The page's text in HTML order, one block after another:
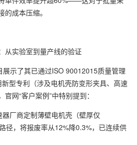
成本压缩。
从实验室到量产线的验证
展示了其已通过ISO 90012015质量管理
型专利（涉及电机壳防变形夹具、高速
网“客户案例”中特别提到：
厂商定制薄壁电机壳（壁厚仅
径，将报废率从12%降0.3%，已连续供